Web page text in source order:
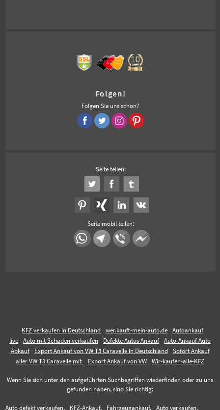
Folgen!
Folgen Sie uns schon?
Seite teilen:
Seite mobil teilen:
KFZ verkaufen in Deutschland wer.kauft-mein-auto.de
Autoankauf
live
Auto mit Schaden verkaufen Defekte Autos Ankauf
Auto-Ankauf Auto
Abkauf
Export Ankauf von VW T3 Caravelle in Deutschland
Sofort Ankauf
aller VW T3 Caravelle mit
Export Ankauf von VW Wir-kaufen-alle-KFZ
Wenn Sie sich unter den aufgeführten Suchbegriffen wiederfinden oder zu uns
gefunden haben, sind Sie richtig:
Auto defekt verkaufen, KFZ-Ankauf, Fahrzeugankauf, Auto verkaufen,